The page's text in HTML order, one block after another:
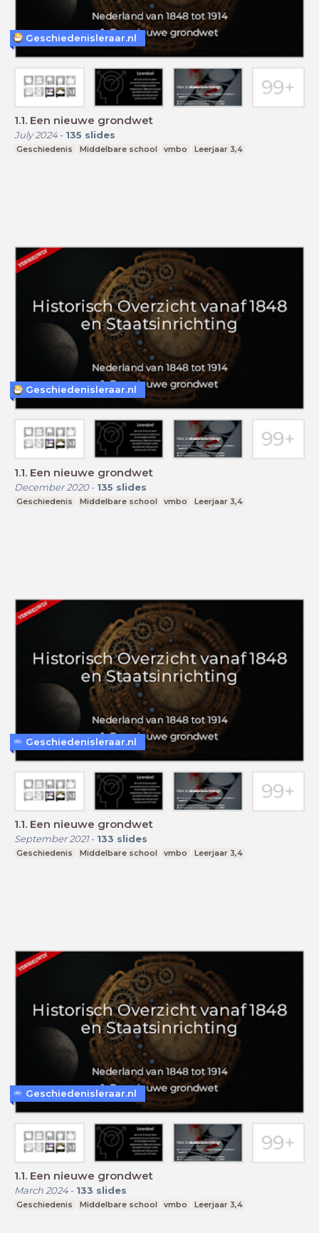
1.1. Een nieuwe grondwet
July 2024- 135 slides
Geschiedenis Middelbare school vmbo Leerjaar 3,4
Geschiedenisleraar.nl
1.1. Een nieuwe grondwet
December 2020- 135 slides
Geschiedenis Middelbare school vmbo Leerjaar 3,4
Geschiedenisleraar.nl
1.1. Een nieuwe grondwet
September 2021- 133 slides
Geschiedenis Middelbare school vmbo Leerjaar 3,4
Geschiedenisleraar.nl
1.1. Een nieuwe grondwet
March 2024- 133 slides
Geschiedenis Middelbare school vmbo Leerjaar 3,4
Geschiedenisleraar.nl